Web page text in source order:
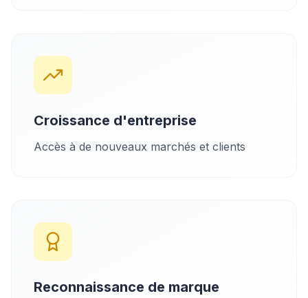
Croissance d'entreprise
Accès à de nouveaux marchés et clients
Reconnaissance de marque